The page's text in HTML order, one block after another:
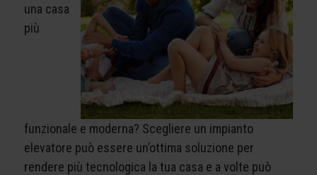
una casa
più
funzionale e moderna? Scegliere un impianto
elevatore può essere un’ottima soluzione per
rendere più tecnologica la tua casa e a volte può